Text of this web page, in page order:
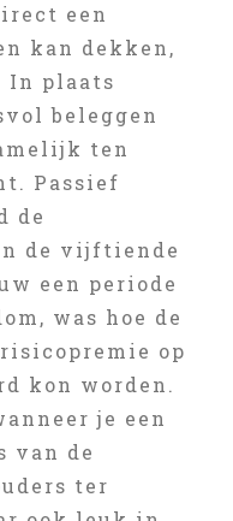
een
kan dekken,
In plaats
beleggen
ten
Passief
de
de vijftiende
een periode
was hoe de
op
kon worden.
je een
van de
ter